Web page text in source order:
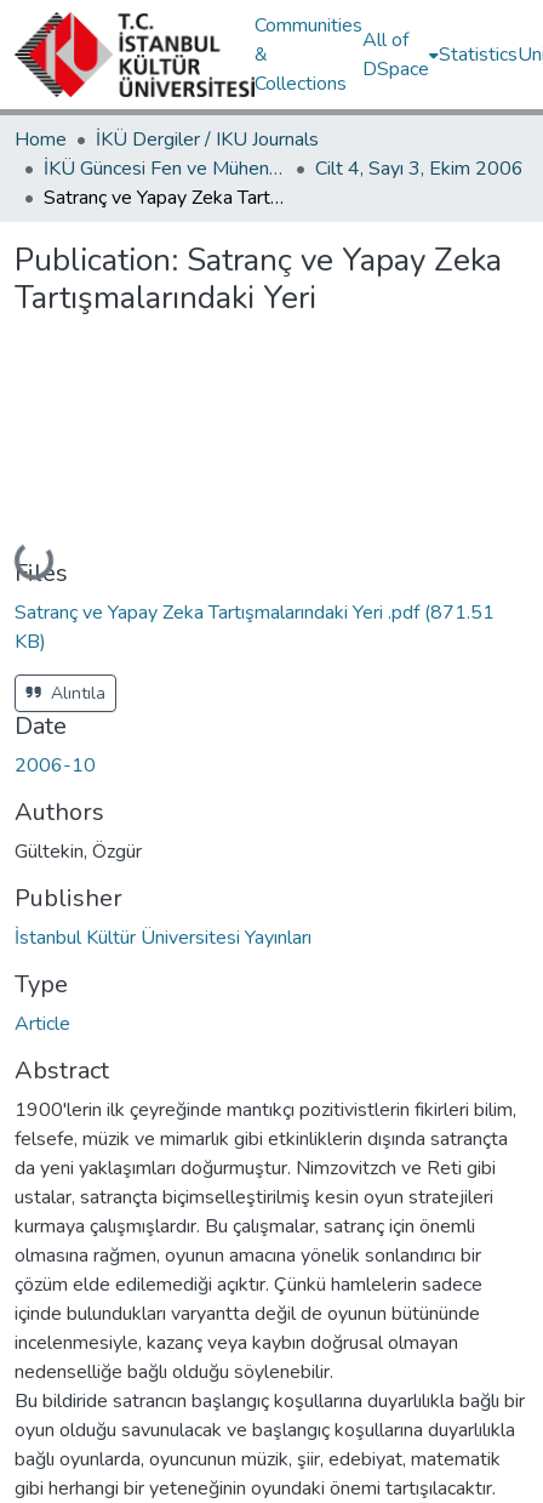
Communities
&
Collections
All of
DSpace
Statistics
Home
İKÜ Dergiler / IKU Journals
İKÜ Güncesi Fen ve Mühendislik Bilimleri / Journal of İstanbul Kültür University Science and Engineering
Cilt 4, Sayı 3, Ekim 2006
Satranç ve Yapay Zeka Tartışmalarındaki Yeri
Publication: Satranç ve Yapay Zeka
Tartışmalarındaki Yeri
Loading...
Files
Satranç ve Yapay Zeka Tartışmalarındaki Yeri .pdf(871.51
KB)
Alıntıla
Date
2006-10
Authors
Gültekin, Özgür
Publisher
İstanbul Kültür Üniversitesi Yayınları
Type
Article
Abstract
1900'lerin ilk çeyreğinde mantıkçı pozitivistlerin fikirleri bilim,
felsefe, müzik ve mimarlık gibi etkinliklerin dışında satrançta
da yeni yaklaşımları doğurmuştur. Nimzovitzch ve Reti gibi
ustalar, satrançta biçimselleştirilmiş kesin oyun stratejileri
kurmaya çalışmışlardır. Bu çalışmalar, satranç için önemli
olmasına rağmen, oyunun amacına yönelik sonlandırıcı bir
çözüm elde edilemediği açıktır. Çünkü hamlelerin sadece
içinde bulundukları varyantta değil de oyunun bütününde
incelenmesiyle, kazanç veya kaybın doğrusal olmayan
nedenselliğe bağlı olduğu söylenebilir.
Bu bildiride satrancın başlangıç koşullarına duyarlılıkla bağlı bir
oyun olduğu savunulacak ve başlangıç koşullarına duyarlılıkla
bağlı oyunlarda, oyuncunun müzik, şiir, edebiyat, matematik
gibi herhangi bir yeteneğinin oyundaki önemi tartışılacaktır.